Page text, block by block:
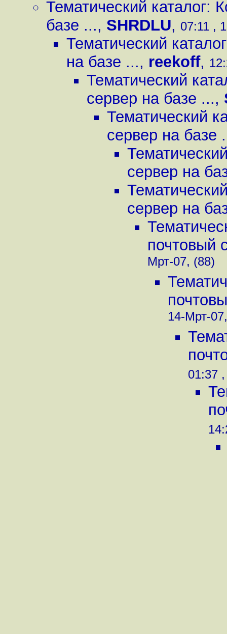
Тематический каталог:
базе ..., SHRDLU, 07:11 ,
Тематический
на базе ..., reekoff,
Тематический
сервер на базе ...,
Тематический
сервер на базе
сервер на
сервер на
почтовый
Мрт-07, (88)
14-Мрт-
01:37